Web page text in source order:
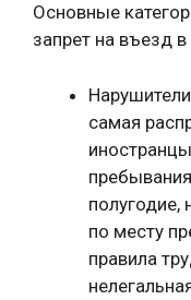
Основные
запрет на въезд
самая
по месту
правила